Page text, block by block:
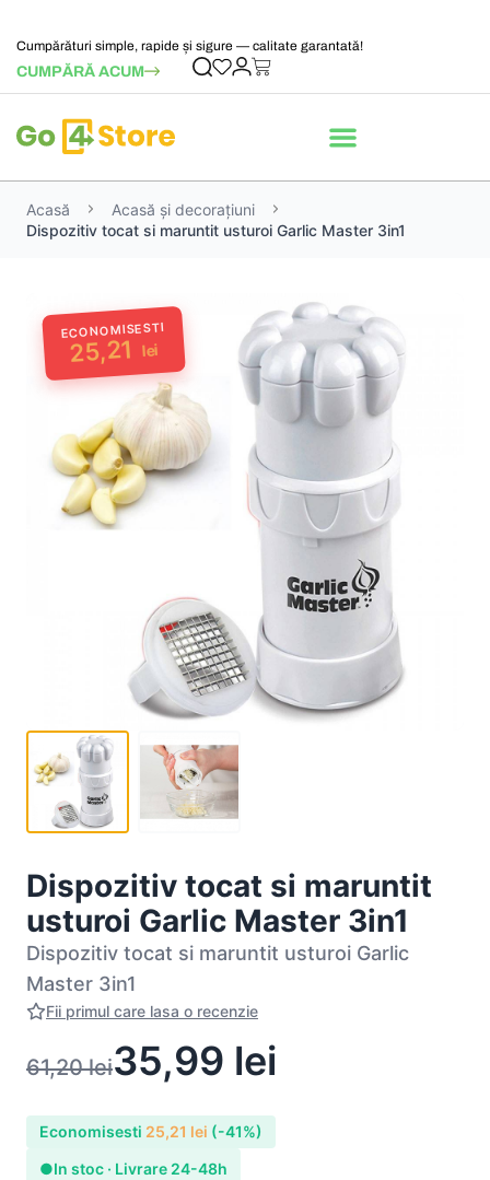
Cumpărături simple, rapide și sigure — calitate garantată!
CUMPĂRĂ ACUM
Acasă
Acasă și decorațiuni
Dispozitiv tocat si maruntit usturoi Garlic Master 3in1
ECONOMISESTI
25,21 lei
Dispozitiv tocat si maruntit
usturoi Garlic Master 3in1
Dispozitiv tocat si maruntit usturoi Garlic
Master 3in1
Fii primul care lasa o recenzie
61,20lei35,99 lei
Economisesti 25,21 lei (-41%)
●In stoc · Livrare 24-48h